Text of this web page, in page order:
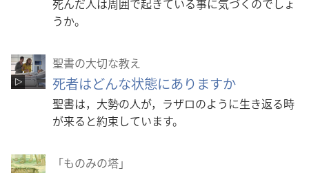
死んだ人は周囲で起きている事に気づくのでしょ
うか。
聖書の大切な教え
死者はどんな状態にありますか
聖書は，大勢の人が，ラザロのように生き返る時
が来ると約束しています。
「ものみの塔」